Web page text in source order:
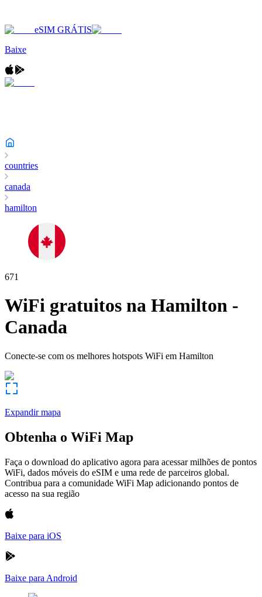
eSIM GRÁTIS
Baixe
countries
canada
hamilton
671
WiFi gratuitos na Hamilton -
Canada
Conecte-se com os melhores hotspots WiFi em Hamilton
Expandir mapa
Obtenha o WiFi Map
Faça o download do aplicativo agora para acessar milhões de pontos
WiFi, dados móveis do eSIM e uma rede de parceiros global.
Contribua para a comunidade WiFi Map adicionando pontos de
acesso na sua região
Baixe para iOS
Baixe para Android